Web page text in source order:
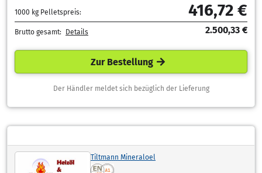
1000 kg Pelletspreis: 416,72 €
Brutto gesamt: Details 2.500,33 €
Zur Bestellung
Der Händler meldet sich bezüglich der Lieferung
Tiltmann Mineraloel